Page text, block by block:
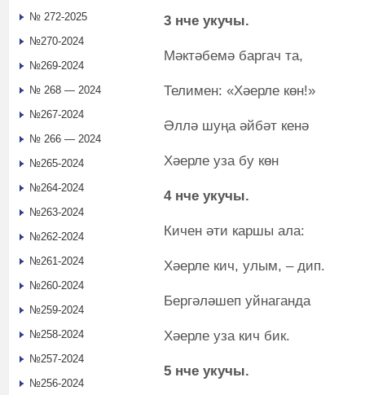
3 нче укучы.
Мәктәбемә баргач та,
Телимен: «Хәерле көн!»
Әллә шуңа әйбәт кенә
Хәерле уза бу көн
4 нче укучы.
Кичен әти каршы ала:
Хәерле кич, улым, – дип.
Бергәләшеп уйнаганда
Хәерле уза кич бик.
5 нче
№ 272-2025
№270-2024
№269-2024
№ 268 — 2024
№267-2024
№ 266 — 2024
№265-2024
№264-2024
№263-2024
№262-2024
№261-2024
№260-2024
№259-2024
№258-2024
№257-2024
№256-2024